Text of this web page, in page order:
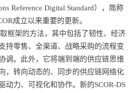
Reference Digital Standard），简称
成立以来重要的更新。
框架的方法，其中包括了韧性、经济
持零售、全渠道、战略采购的流程变
调。此外，它将端到端的供应链思维
，转向动态的、同步的供应链网络化
动力、可视化和协作。新的SCOR-DS